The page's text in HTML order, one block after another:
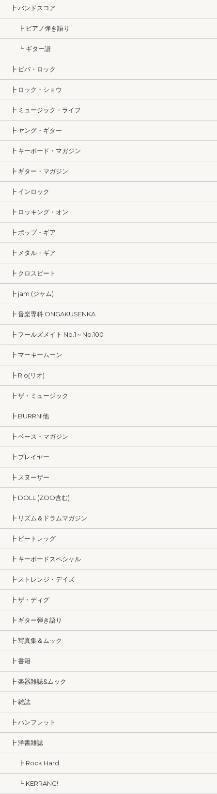
┣ バンドスコア
┣ ピアノ弾き語り
┗ ギター譜
┣ ビバ・ロック
┣ ロック・ショウ
┣ ミュージック・ライフ
┣ ヤング・ギター
┣ キーボード・マガジン
┣ ギター・マガジン
┣ インロック
┣ ロッキング・オン
┣ ポップ・ギア
┣ メタル・ギア
┣ クロスビート
┣ jam (ジャム)
┣ 音楽専科 ONGAKUSENKA
┣ フールズメイト No.1～No.100
┣ マーキームーン
┣ Rio(リオ)
┣ ザ・ミュージック
┣ BURRN!他
┣ ベース・マガジン
┣ プレイヤー
┣ スヌーザー
┣ DOLL (ZOO含む)
┣ リズム＆ドラムマガジン
┣ ビートレッグ
┣ キーボードスペシャル
┣ ストレンジ・デイズ
┣ ザ・ディグ
┣ ギター弾き語り
┣ 写真集＆ムック
┣ 書籍
┣ 楽器雑誌&ムック
┣ 雑誌
┣ パンフレット
┣ 洋書雑誌
┣ Rock Hard
┗ KERRANG!